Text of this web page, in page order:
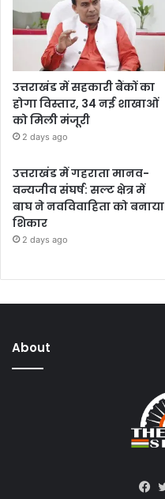
उत्तराखंड में सहकारी बैंकों का
होगा विस्तार, 34 नई शाखाओं
को मिली मंजूरी
2 days ago
उत्तराखंड में गहराता मानव-
वन्यजीव संघर्ष: सल्ट क्षेत्र में
बाघ ने नवविवाहिता को बनाया
शिकार
2 days ago
About